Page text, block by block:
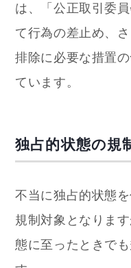
は、「公正取引委
て行為の差止め、
排除に必要な措置
ています。
独占的状態の規
不当に独占的状態
規制対象となりま
態に至ったときで